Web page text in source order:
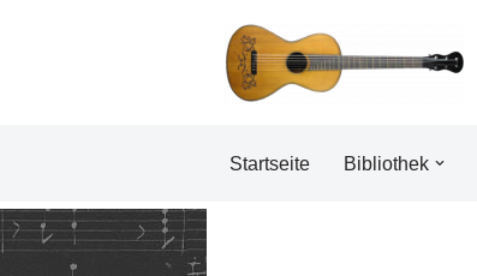
Startseite Bibliothek